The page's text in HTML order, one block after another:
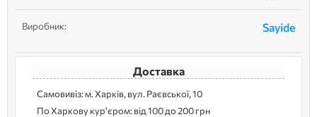
Виробник: Sayide
Доставка
Самовивіз: м. Харків, вул. Раєвської, 10
По Харкову кур'єром: від 100 до 200 грн